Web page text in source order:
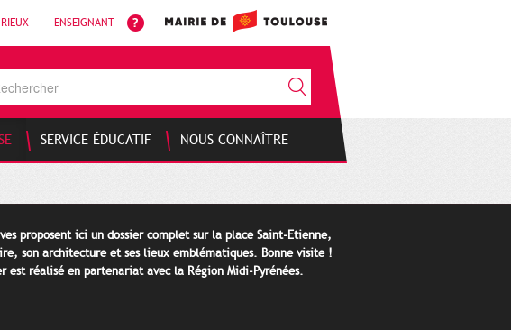
ENSEIGNANT
SERVICE ÉDUCATIF NOUS CONNAÎTRE
proposent ici un dossier complet sur la place Saint-Etienne,
son architecture et ses lieux emblématiques. Bonne visite !
est réalisé en partenariat avec la Région Midi-Pyrénées.